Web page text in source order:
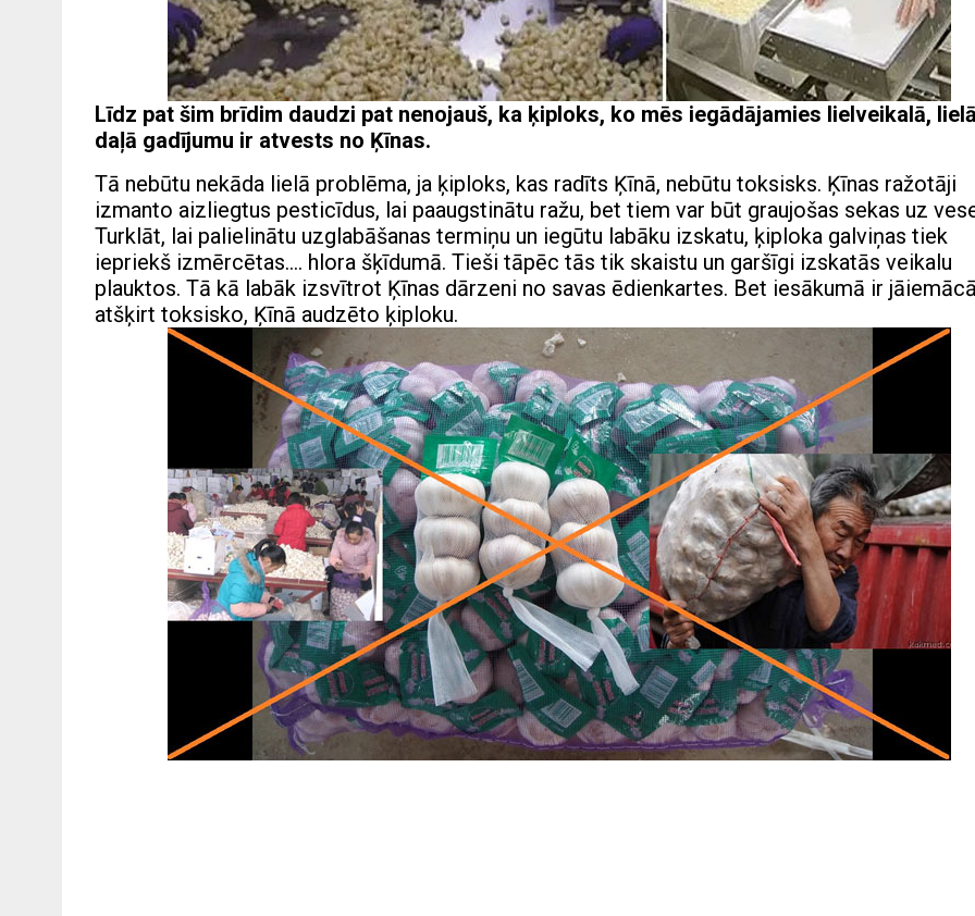
Līdz pat šim brīdim daudzi pat nenojauš, ka ķiploks, ko mēs iegādājamies lielveikalā,
daļā gadījumu ir atvests no Ķīnas.
Tā nebūtu nekāda lielā problēma, ja ķiploks, kas radīts Ķīnā, nebūtu toksisks. Ķīnas ražotāji
izmanto aizliegtus pesticīdus, lai paaugstinātu ražu, bet tiem var būt graujošas sekas uz
Turklāt, lai palielinātu uzglabāšanas termiņu un iegūtu labāku izskatu, ķiploka galviņas tiek
iepriekš izmērcētas…. hlora šķīdumā. Tieši tāpēc tās tik skaistu un garšīgi izskatās veikalu
plauktos. Tā kā labāk izsvītrot Ķīnas dārzeni no savas ēdienkartes. Bet iesākumā ir
atšķirt toksisko, Ķīnā audzēto ķiploku.